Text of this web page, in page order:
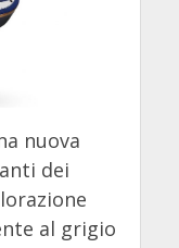
nuova
dei
al grigio